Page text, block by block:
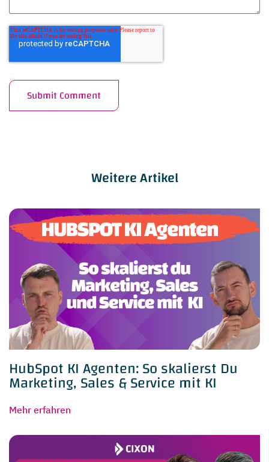
Weitere Artikel
HubSpot KI Agenten: So skalierst Du
Marketing, Sales & Service mit KI
Mehr erfahren